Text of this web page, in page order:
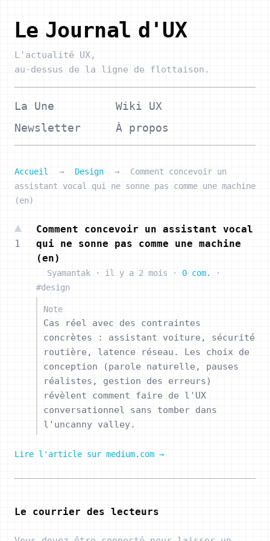
Le Journal d'UX
L'actualité UX,
au-dessus de la ligne de flottaison.
La Une
Wiki UX
Newsletter
À propos
Accueil → Design →
Comment concevoir un
assistant vocal qui ne sonne pas comme une machine
(en)
1
Comment concevoir un assistant vocal
qui ne sonne pas comme une machine
(en)
Syamantak · il y a 2 mois · 0 com.
·
#design
Note
Cas réel avec des contraintes
concrètes : assistant voiture, sécurité
routière, latence réseau. Les choix de
conception (parole naturelle, pauses
réalistes, gestion des erreurs)
révèlent comment faire de l'UX
conversationnel sans tomber dans
l'uncanny valley.
Lire l'article sur medium.com →
Le courrier des lecteurs